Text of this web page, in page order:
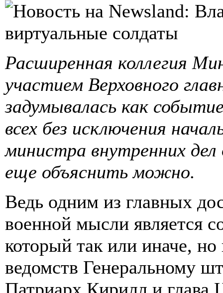
Расширенная коллегия
участием Верховного
задумывалась как
всех без исключения
министра внутренних
еще объяснить можно.
Ведь одним из главных
военной мысли является
который так или иначе,
ведомств Генеральному